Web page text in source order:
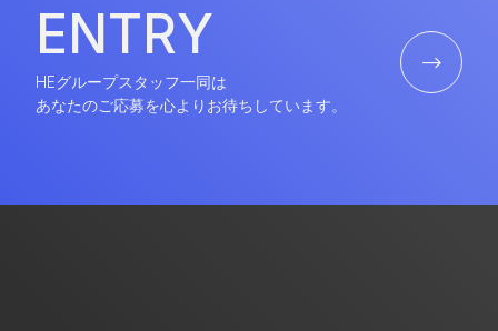
ENTRY
ENTRY
HEグループスタッフ一同は
あなたのご応募を心よりお待ちしています。